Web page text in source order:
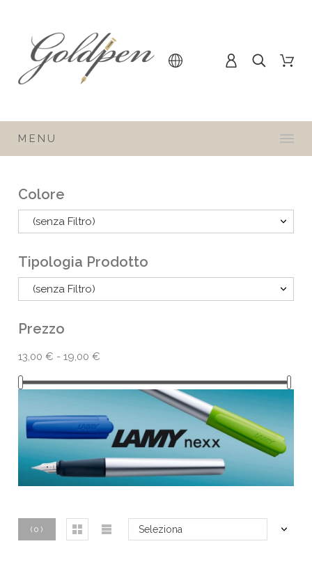
MENU
Colore
(senza Filtro)
Tipologia Prodotto
(senza Filtro)
Prezzo
13,00 € - 19,00 €
( 0 ) Seleziona